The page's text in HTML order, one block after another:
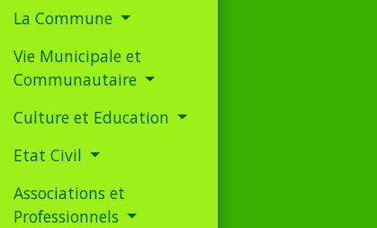
La Commune
Vie Municipale et
Communautaire
Culture et Education
Etat Civil
Associations et
Professionnels